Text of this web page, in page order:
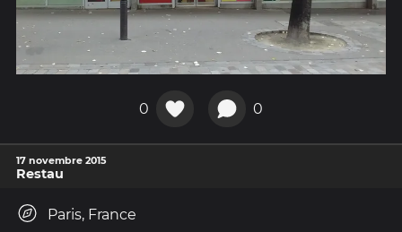
0 0
17 novembre 2015
Restau
Paris, France